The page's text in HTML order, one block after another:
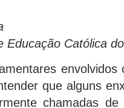
Educação Católica
que alguns
chamadas